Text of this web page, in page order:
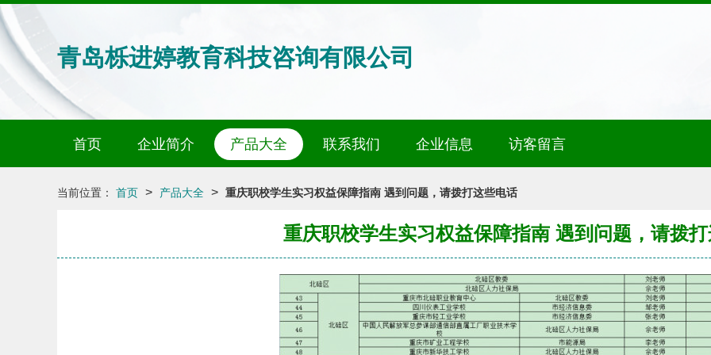
青岛栎进婷教育科技咨询有限公司
首页 企业简介 产品大全 联系我们 企业信息 访客留言
当前位置： 首页 > 产品大全 > 重庆职校学生实习权益保障指南 遇到问题，请拨打这些电话
重庆职校学生实习权益保障指南 遇到问题，请拨